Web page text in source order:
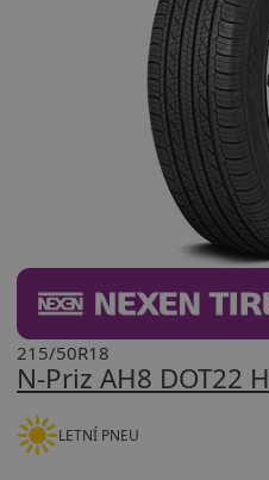
N-Priz AH8 DOT22 H
215/50R18
LETNÍ PNEU